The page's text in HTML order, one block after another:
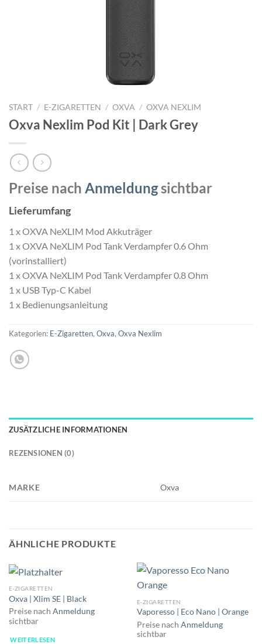
START / E-ZIGARETTEN / OXVA / OXVA NEXLIM
Oxva Nexlim Pod Kit | Dark Grey
Preise nach Anmeldungsichtbar
Lieferumfang
1 x OXVA NeXLIM Mod Akkuträger
1 x OXVA NeXLIM Pod Tank Verdampfer 0.6 Ohm
(vorinstalliert)
1 x OXVA NeXLIM Pod Tank Verdampfer 0.8 Ohm
1 x USB Typ-C Kabel
1 x Bedienungsanleitung
Kategorien: E-Zigaretten, Oxva, Oxva Nexlim
ZUSÄTZLICHE INFORMATIONEN
REZENSIONEN (0)
MARKE Oxva
ÄHNLICHE PRODUKTE
E-ZIGARETTEN
Oxva | Xlim SE | Black
Preise nach Anmeldung
sichtbar
WEITERLESEN
E-ZIGARETTEN
Vaporesso | Eco Nano | Orange
Preise nach Anmeldung
sichtbar